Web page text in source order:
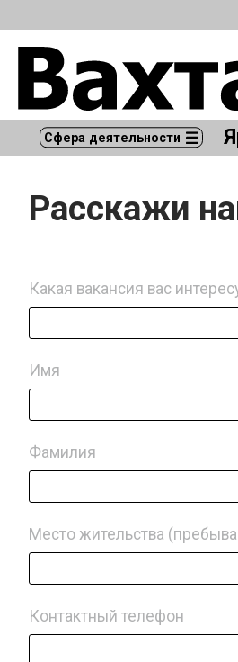
Сфера деятельности
Расскажи
Какая вакансия вас
Имя
Фамилия
Место жительства
Контактный телефон